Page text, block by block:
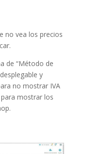
no vea los precios
de “Método de
y
no mostrar IVA
mostrar los